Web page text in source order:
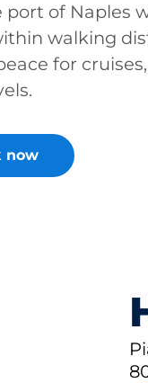
of Naples
walking
for
now